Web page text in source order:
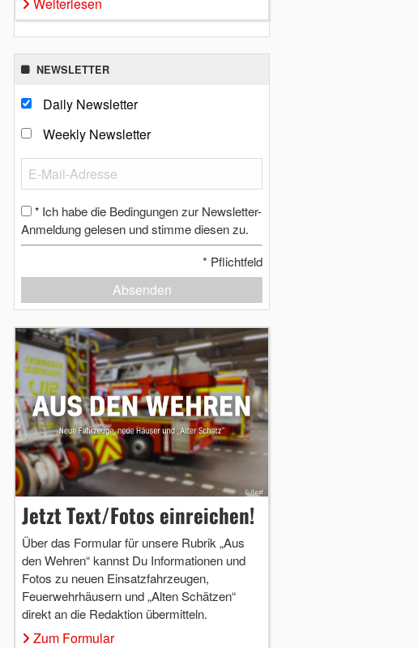
NEWSLETTER
Daily Newsletter
Weekly Newsletter
* Ich habe die Bedingungen zur Newsletter-
Anmeldung gelesen und stimme diesen zu.
* Pflichtfeld
Absenden
Jetzt Text/Fotos einreichen!
Über das Formular für unsere Rubrik „Aus
den Wehren“ kannst Du Informationen und
Fotos zu neuen Einsatzfahrzeugen,
Feuerwehrhäusern und „Alten Schätzen“
direkt an die Redaktion übermitteln.
Zum Formular